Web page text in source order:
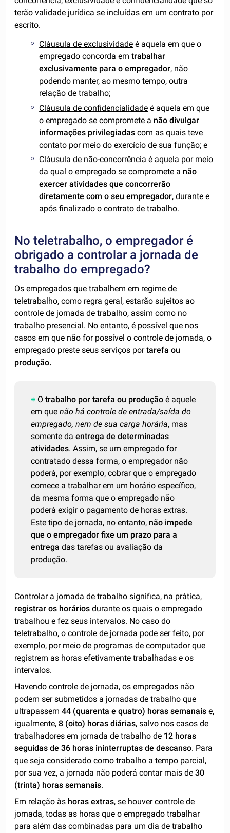
terão validade jurídica se incluídas em um contrato por
escrito.
Cláusula de exclusividade é aquela em que o
empregado concorda em trabalhar
exclusivamente para o empregador, não
podendo manter, ao mesmo tempo, outra
relação de trabalho;
Cláusula de confidencialidade é aquela em que
o empregado se compromete a não divulgar
informações privilegiadas com as quais teve
contato por meio do exercício de sua função; e
Cláusula de não-concorrência é aquela por meio
da qual o empregado se compromete a não
exercer atividades que concorrerão
diretamente com o seu empregador, durante e
após finalizado o contrato de trabalho.
No teletrabalho, o empregador é
obrigado a controlar a jornada de
trabalho do empregado?
Os empregados que trabalhem em regime de
teletrabalho, como regra geral, estarão sujeitos ao
controle de jornada de trabalho, assim como no
trabalho presencial. No entanto, é possível que nos
casos em que não for possível o controle de jornada, o
empregado preste seus serviços portarefa ou
produção.
Otrabalho por tarefa ou produção é aquele
em quenão há controle de entrada/saída do
empregado, nem de sua carga horária, mas
somente daentrega de determinadas
atividades. Assim, se um empregado for
contratado dessa forma, o empregador não
poderá, por exemplo, cobrar que o empregado
comece a trabalhar em um horário específico,
da mesma forma que o empregado não
poderá exigir o pagamento de horas extras.
Este tipo de jornada, no entanto, não impede
que o empregador fixe um prazo para a
entrega das tarefas ou avaliação da
produção.
Controlar a jornada de trabalho significa, na prática,
registrar os horários durante os quais o empregado
trabalhou e fez seus intervalos. No caso do
teletrabalho, o controle de jornada pode ser feito, por
exemplo, por meio de programas de computador que
registrem as horas efetivamente trabalhadas e os
intervalos.
Havendo controle de jornada, os empregados não
podem ser submetidos a jornadas de trabalho que
ultrapassem44 (quarenta e quatro) horas semanais e,
igualmente,8 (oito) horas diárias, salvo nos casos de
trabalhadores em jornada de trabalho de 12 horas
seguidas de 36 horas ininterruptas de descanso. Para
que seja considerado como trabalho a tempo parcial,
por sua vez, a jornada não poderá contar mais de30
(trinta) horas semanais.
Em relação às horas extras, se houver controle de
jornada, todas as horas que o empregado trabalhar
para além das combinadas para um dia de trabalho